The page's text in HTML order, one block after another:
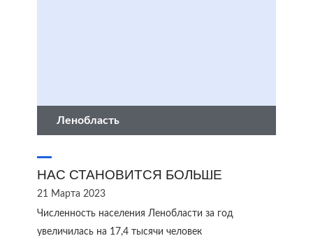
Ленобласть
НАС СТАНОВИТСЯ БОЛЬШЕ
21 Марта 2023
Численность населения Ленобласти за год
увеличилась на 17,4 тысячи человек